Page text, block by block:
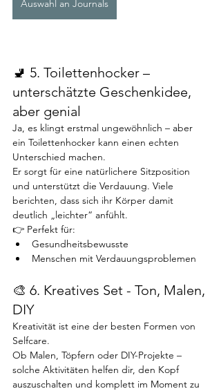
Auswahl an Journals
🚽 5. Toilettenhocker –
unterschätzte Geschenkidee,
aber genial
Ja, es klingt erstmal ungewöhnlich – aber
ein Toilettenhocker kann einen echten
Unterschied machen.
Er sorgt für eine natürlichere Sitzposition
und unterstützt die Verdauung. Viele
berichten, dass sich ihr Körper damit
deutlich „leichter“ anfühlt.
👉 Perfekt für:
Gesundheitsbewusste
Menschen mit Verdauungsproblemen
🎨 6. Kreatives Set - Ton, Malen,
DIY
Kreativität ist eine der besten Formen von
Selfcare.
Ob Malen, Töpfern oder DIY-Projekte –
solche Aktivitäten helfen dir, den Kopf
auszuschalten und komplett im Moment zu